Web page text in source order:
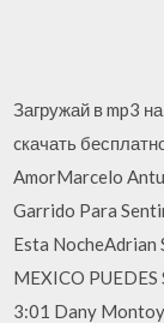
Загружай в mp3
cкачать
AmorMarcelo
Garrido Para
Esta NocheAdrian
MEXICO
3:01 Dany